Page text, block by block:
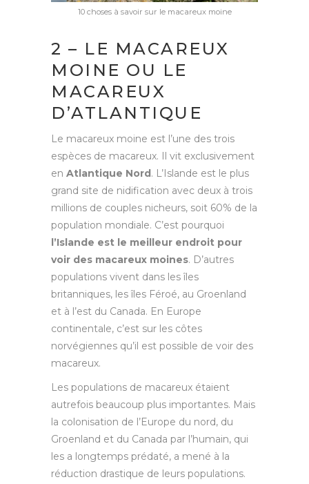
10 choses à savoir sur le macareux moine
2 – LE MACAREUX
MOINE OU LE
MACAREUX
D’ATLANTIQUE
Le macareux moine est l’une des trois
espèces de macareux. Il vit exclusivement
en Atlantique Nord. L’Islande est le plus
grand site de nidification avec deux à trois
millions de couples nicheurs, soit 60% de la
population mondiale. C’est pourquoi
l’Islande est le meilleur endroit pour
voir des macareux moines. D’autres
populations vivent dans les îles
britanniques, les îles Féroé, au Groenland
et à l’est du Canada. En Europe
continentale, c’est sur les côtes
norvégiennes qu’il est possible de voir des
macareux.
Les populations de macareux étaient
autrefois beaucoup plus importantes. Mais
la colonisation de l’Europe du nord, du
Groenland et du Canada par l’humain, qui
les a longtemps prédaté, a mené à la
réduction drastique de leurs populations.